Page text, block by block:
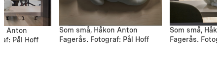
Anton
Pål Hoff
Som små, Håkon Anton
Fagerås. Fotograf: Pål Hoff
Som små,
Fagerås.